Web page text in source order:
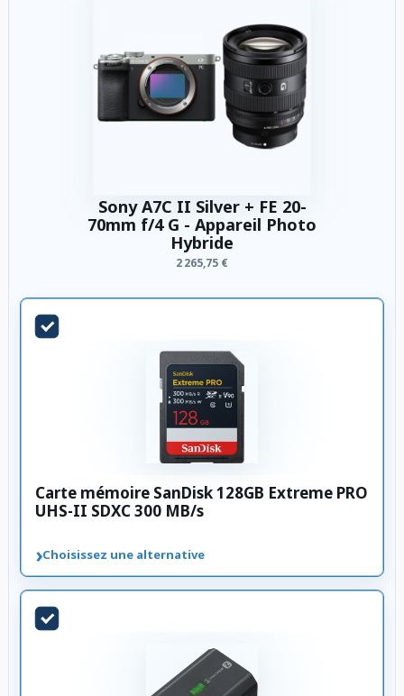
Sony A7C II Silver + FE 20-
70mm f/4 G - Appareil Photo
Hybride
2 265,75 €
Carte mémoire SanDisk 128GB Extreme PRO
UHS-II SDXC 300 MB/s
›Choisissez une alternative